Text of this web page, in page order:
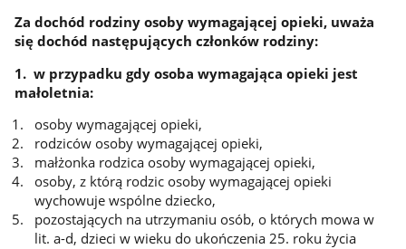
Za dochód rodziny osoby wymagającej opieki, uważa
się dochód następujących członków rodziny:
1. w przypadku gdy osoba wymagająca opieki jest
małoletnia:
osoby wymagającej opieki,
rodziców osoby wymagającej opieki,
małżonka rodzica osoby wymagającej opieki,
osoby, z którą rodzic osoby wymagającej opieki
wychowuje wspólne dziecko,
pozostających na utrzymaniu osób, o których mowa w
lit. a-d, dzieci w wieku do ukończenia 25. roku życia